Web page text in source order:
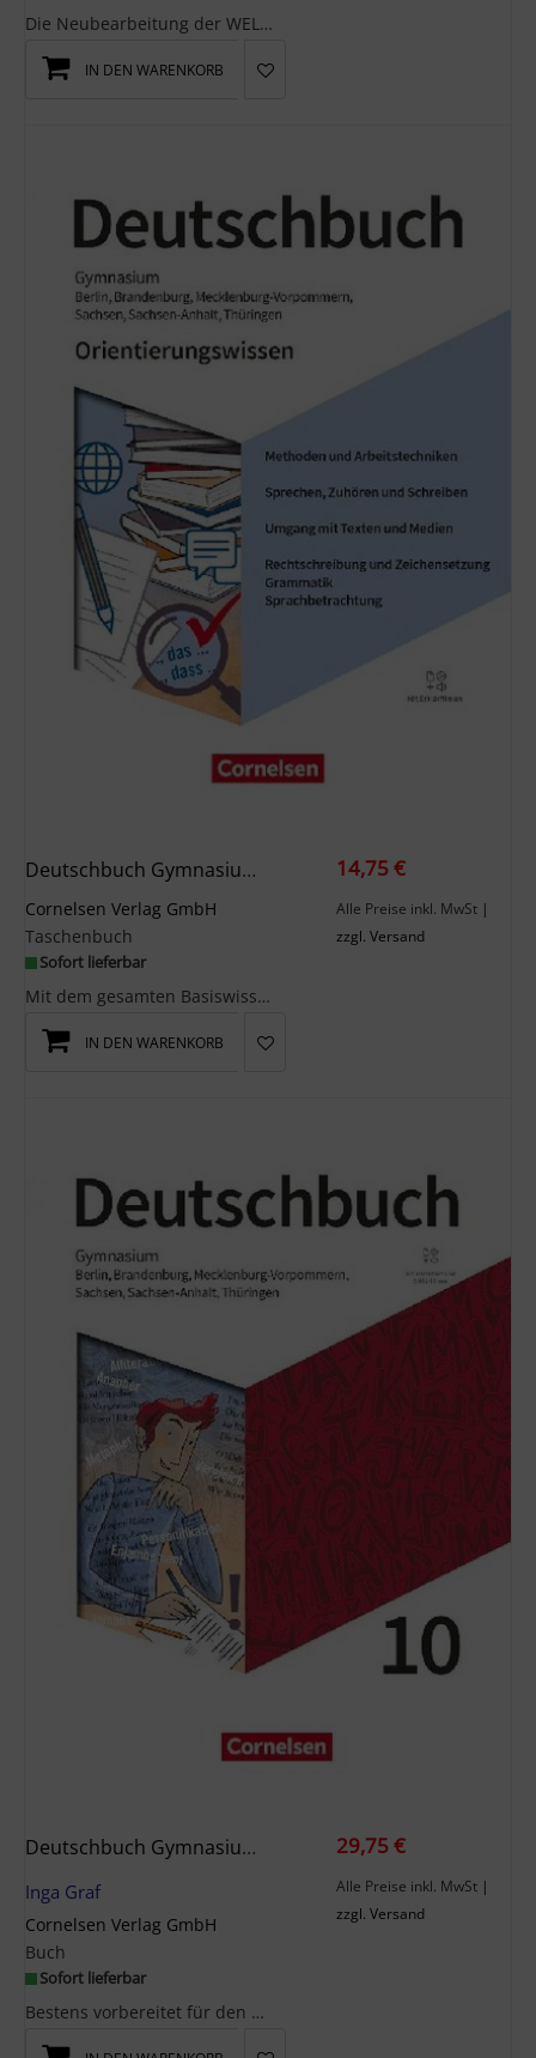
Die Neubearbeitung der WELT DER ZAHL legt Wert auf eine klare Struktur sowie ruhige, übersichtlic...
IN DEN WARENKORB
Deutschbuch Gymnasium 5.-10. Schuljahr - Berlin, Brandenburg, Mecklenburg-Vorpommern, Sachsen, Sachsen-Anhalt Und Thüringen - Ausgabe 2019 - Orientierungswissen - Schulbuch
Cornelsen Verlag GmbH
Taschenbuch
Sofort lieferbar
Mit dem gesamten Basiswissen 'Deutsch' der Klassen 5 bis 10 in einem Band begleitet das Deutschbu...
14,75 €
Alle Preise inkl. MwSt |
zzgl. Versand
IN DEN WARENKORB
Deutschbuch Gymnasium 10. Schuljahr - Berlin, Brandenburg, Mecklenburg-Vorpommern, Sachsen, Sachsen-Anhalt Und Thüringen - Schulbuch Mit Hörtexten Und Erklärfilmen
Inga Graf
Cornelsen Verlag GmbH
Buch
Sofort lieferbar
Bestens vorbereitet für den Übergang in die Sekundarstufe IIOptionale digitale Erweiterungen biet...
29,75 €
Alle Preise inkl. MwSt |
zzgl. Versand